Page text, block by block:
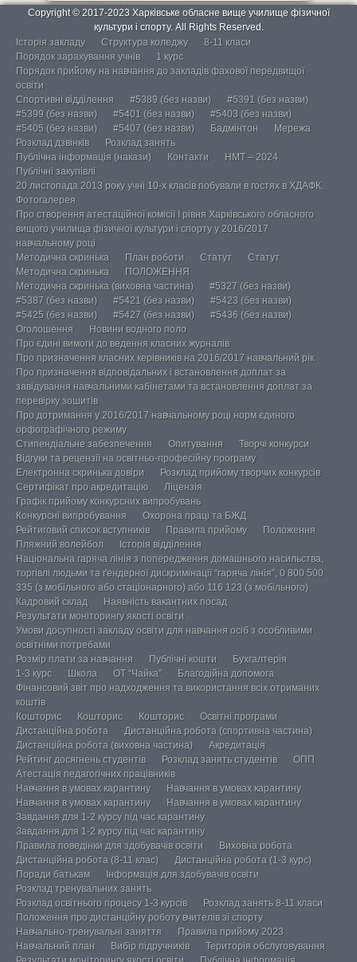
Copyright © 2017-2023 Харківське обласне вище училище фізичної
культури і спорту. All Rights Reserved.
Історія закладу
Структура коледжу
8-11 класи
Порядок зарахування учнів
1 курс
Порядок прийому на навчання до закладів фахової передвищої
освіти
Спортивні відділення
#5389 (без назви)
#5391 (без назви)
#5399 (без назви)
#5401 (без назви)
#5403 (без назви)
#5405 (без назви)
#5407 (без назви) Бадмінтон
Мережа
Розклад дзвінків
Розклад занять
Публічна інформація (накази)
Контакти
НМТ – 2024
Публічні закупівлі
20 листопада 2013 року учні 10-х класів побували в гостях в ХДАФК.
Фотогалерея
Про створення атестаційної комісії І рівня Харківського обласного
вищого училища фізичної культури і спорту у 2016/2017
навчальному році
Методична скринька
План роботи Статут
Статут
Методична скринька
ПОЛОЖЕННЯ
Методична скринька (виховна частина)
#5327 (без назви)
#5387 (без назви)
#5421 (без назви)
#5423 (без назви)
#5425 (без назви)
#5427 (без назви)
#5436 (без назви)
Оголошення
Новини водного поло
Про єдині вимоги до ведення класних журналів
Про призначення класних керівників на 2016/2017 навчальний рік
Про призначення відповідальних і встановлення доплат за
завідування навчальними кабінетами та встановлення доплат за
перевірку зошитів
Про дотримання у 2016/2017 навчальному році норм єдиного
орфографічного режиму
Стипендіальне забезпечення
Опитування
Творчі конкурси
Відгуки та рецензії на освітньо-професійну програму
Електронна скринька довіри
Розклад прийому творчих конкурсів
Сертифікат про акредитацію
Ліцензія
Графік прийому конкурсних випробувань
Конкурсні випробування
Охорона праці та БЖД
Рейтиговий список вступників
Правила прийому
Положення
Пляжний волейбол
Історія відділення
Національна гаряча лінія з попередження домашнього насильства,
торгівлі людьми та ґендерної дискримінації “гаряча лінія”, 0 800 500
335 (з мобільного або стаціонарного) або 116 123 (з мобільного)
Кадровий склад
Наявність вакантних посад
Результати моніторингу якості освіти
Умови досупності закладу освіти для навчання осіб з особливими
освітніми потребами
Розмір плати за навчання
Публічні кошти
Бухгалтерія
1-3 курс
Школа ОТ “Чайка”
Благодійна допомога
Фінансовий звіт про надходження та використання всіх отриманих
коштів
Кошторис
Кошторис Кошторис
Освітні програми
Дистанційна робота
Дистанційна робота (спортивна частина)
Дистанційна робота (виховна частина)
Акредитація
Рейтинг досягнень студентів
Розклад занять студентів
ОПП
Атестація педагогічних працівників
Навчання в умовах карантину
Навчання в умовах карантину
Навчання в умовах карантину
Навчання в умовах карантину
Завдання для 1-2 курсу під час карантину
Завдання для 1-2 курсу під час карантину
Правила поведінки для здобувачів освіти
Виховна робота
Дистанційна робота (8-11 клас)
Дистанційна робота (1-3 курс)
Поради батькам
Інформація для здобувачів освіти
Розклад тренувальних занять
Розклад освітнього процесу 1-3 курсів
Розклад занять 8-11 класи
Положення про дистанційну роботу вчителів зі спорту
Навчально-тренувальні заняття
Правила прийому 2023
Навчальний план
Вибір підручників
Територія обслуговування